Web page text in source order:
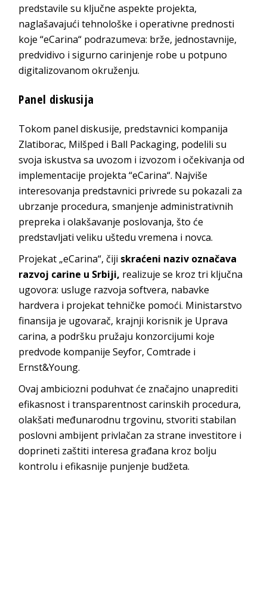
predstavile su ključne aspekte projekta,
naglašavajući tehnološke i operativne prednosti
koje “eCarina“ podrazumeva: brže, jednostavnije,
predvidivo i sigurno carinjenje robe u potpuno
digitalizovanom okruženju.
Panel diskusija
Tokom panel diskusije, predstavnici kompanija
Zlatiborac, Milšped i Ball Packaging, podelili su
svoja iskustva sa uvozom i izvozom i očekivanja od
implementacije projekta “eCarina“. Najviše
interesovanja predstavnici privrede su pokazali za
ubrzanje procedura, smanjenje administrativnih
prepreka i olakšavanje poslovanja, što će
predstavljati veliku uštedu vremena i novca.
Projekat „eCarina“, čiji skraćeni naziv označava
razvoj carine u Srbiji, realizuje se kroz tri ključna
ugovora: usluge razvoja softvera, nabavke
hardvera i projekat tehničke pomoći. Ministarstvo
finansija je ugovarač, krajnji korisnik je Uprava
carina, a podršku pružaju konzorcijumi koje
predvode kompanije Seyfor, Comtrade i
Ernst&Young.
Ovaj ambiciozni poduhvat će značajno unaprediti
efikasnost i transparentnost carinskih procedura,
olakšati međunarodnu trgovinu, stvoriti stabilan
poslovni ambijent privlačan za strane investitore i
doprineti zaštiti interesa građana kroz bolju
kontrolu i efikasnije punjenje budžeta.